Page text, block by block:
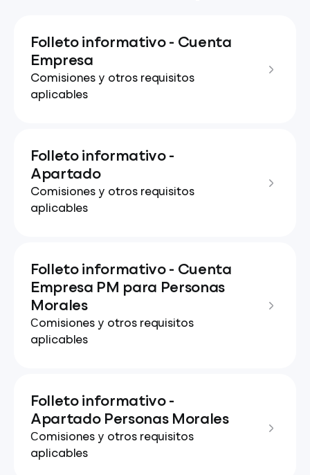
Folleto informativo - Cuenta
Empresa
Comisiones y otros requisitos
aplicables
Folleto informativo -
Apartado
Comisiones y otros requisitos
aplicables
Folleto informativo - Cuenta
Empresa PM para Personas
Morales
Сomisiones y otros requisitos
aplicables
Folleto informativo -
Apartado Personas Morales
Сomisiones y otros requisitos
aplicables